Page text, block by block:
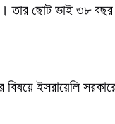
তার ছোট ভাই ৩৮
ইসরায়েলি